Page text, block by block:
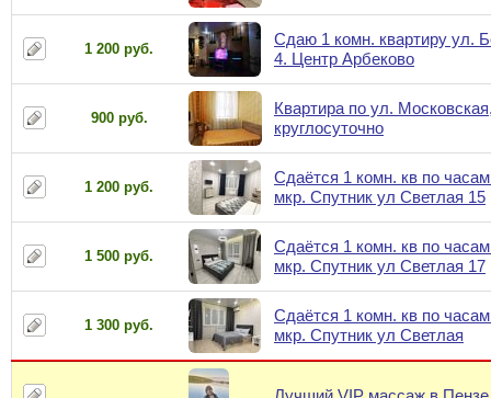
1 200 руб.
Сдаю 1 комн. квартиру ул.
4. Центр Арбеково
900 руб.
Квартира по ул.
круглосуточно
1 200 руб.
Сдаётся 1 комн. кв по
мкр. Спутник ул Светлая 15
1 500 руб.
Сдаётся 1 комн. кв по
мкр. Спутник ул Светлая 17
1 300 руб.
Сдаётся 1 комн. кв по
мкр. Спутник ул Светлая